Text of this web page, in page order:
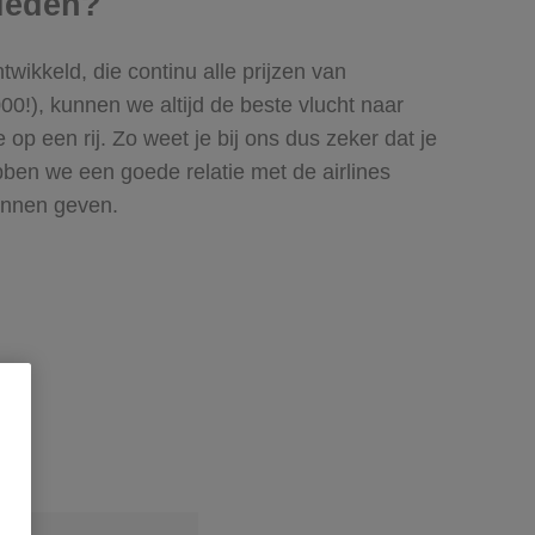
die continu alle prijzen van
kunnen we altijd de beste vlucht naar
een rij. Zo weet je bij ons dus zeker dat je
we een goede relatie met de airlines
geven.